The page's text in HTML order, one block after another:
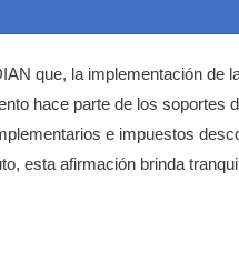
que, la implementación de
hace parte de los soportes
e impuestos
esta afirmación brinda